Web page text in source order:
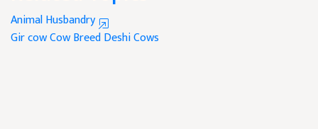
Animal Husbandry
Gir cowCow BreedDeshi Cows